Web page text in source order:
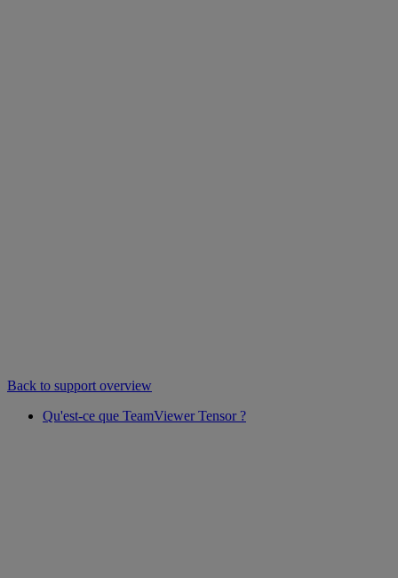
Back to support overview
Qu'est-ce que TeamViewer Tensor ?